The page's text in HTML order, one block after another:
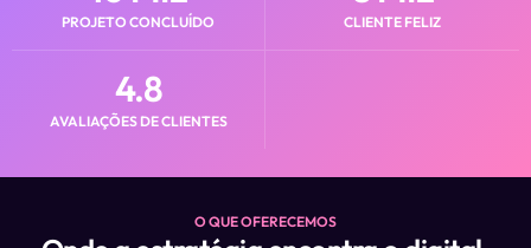
PROJETO CONCLUÍDO CLIENTE FELIZ
AVALIAÇÕES DE CLIENTES
4.8
O QUE OFERECEMOS